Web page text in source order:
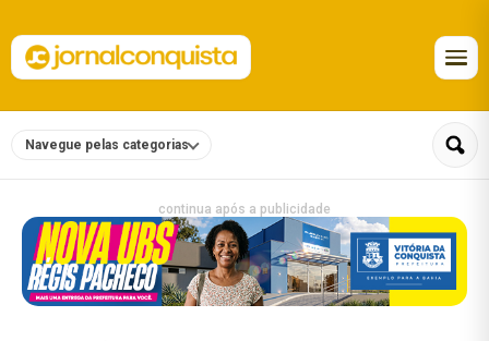
Navegue pelas categorias
continua após a publicidade